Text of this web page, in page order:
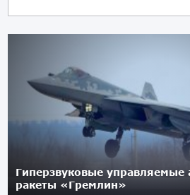
Гиперзвуковые управляемые
ракеты «Гремлин»